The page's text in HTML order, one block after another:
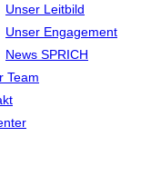
Unser Leitbild
Unser Engagement
News SPRICH
Team